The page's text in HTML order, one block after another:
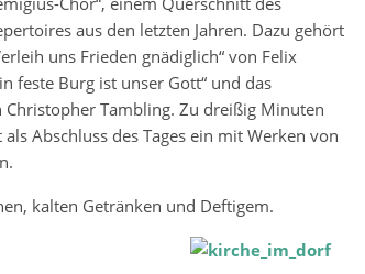
aus den letzten Jahren. Dazu gehört
uns Frieden gnädiglich“ von Felix
feste Burg ist unser Gott“ und das
Tambling. Zu dreißig Minuten
Abschluss des Tages ein mit Werken von
kalten Getränken und Deftigem.